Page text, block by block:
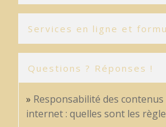
Services en ligne et
Questions ? Réponses !
Responsabilité des
internet : quelles sont les